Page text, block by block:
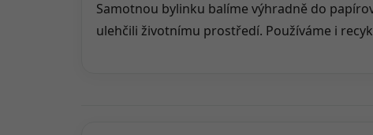
Samotnou bylinku balíme výhradně do
ulehčili životnímu prostředí. Používáme i